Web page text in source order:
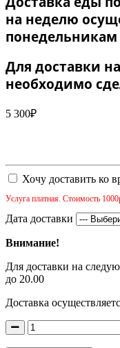
на неделю
понедельникам
Для доставки
необходимо
5 300₽
Хочу доставить ко
Услуга платная. Стоимость
Дата доставки
Внимание!
Для доставки на
до 20.00
Доставка